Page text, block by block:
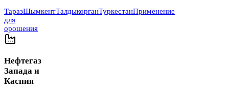
ТаразШымкентТалдыкорганТуркестанПрименение
для
орошения
Нефтегаз
Запада и
Каспия